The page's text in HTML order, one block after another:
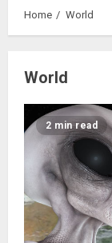
Home World
World
2 min read